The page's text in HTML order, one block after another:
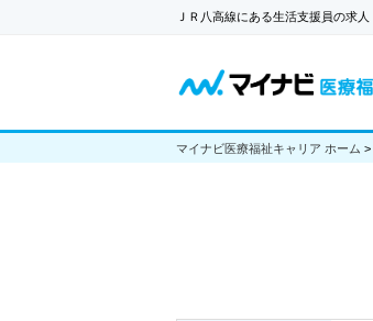
ＪＲ八高線にある生活支援員の求人
マイナビ医療福祉キャリア ホーム >